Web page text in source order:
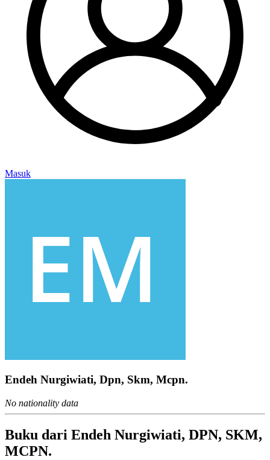
Masuk
Endeh Nurgiwiati, Dpn, Skm, Mcpn.
No nationality data
Buku dari Endeh Nurgiwiati, DPN, SKM,
MCPN.